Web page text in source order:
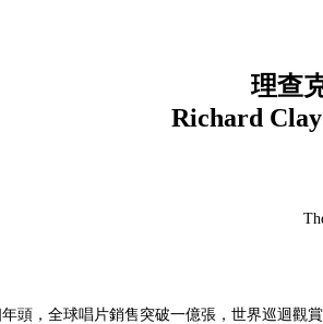
理查
Richard
頭，全球唱片銷售突破一億張，世界巡迴